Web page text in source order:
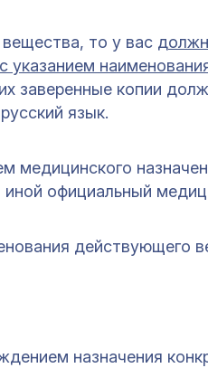
то у вас
с указанием
заверенные копии
язык.
медицинского
официальный
действующего
назначения